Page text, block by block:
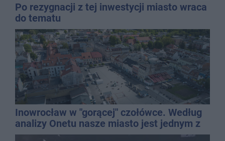
Po rezygnacji z tej inwestycji miasto wraca
do tematu
Inowrocław w "gorącej" czołówce. Według
analizy Onetu nasze miasto jest jednym z
najbardziej narażonych na upały